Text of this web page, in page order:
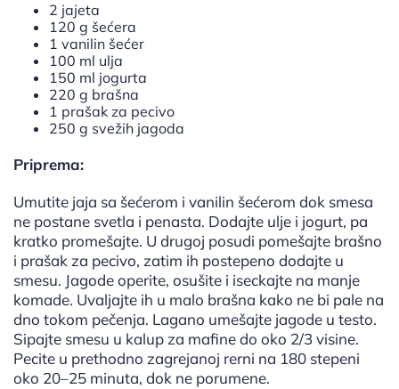
2 jajeta
120 g šećera
1 vanilin šećer
100 ml ulja
150 ml jogurta
220 g brašna
1 prašak za pecivo
250 g svežih jagoda
Priprema:
Umutite jaja sa šećerom i vanilin šećerom dok smesa
ne postane svetla i penasta. Dodajte ulje i jogurt, pa
kratko promešajte. U drugoj posudi pomešajte brašno
i prašak za pecivo, zatim ih postepeno dodajte u
smesu. Jagode operite, osušite i iseckajte na manje
komade. Uvaljajte ih u malo brašna kako ne bi pale na
dno tokom pečenja. Lagano umešajte jagode u testo.
Sipajte smesu u kalup za mafine do oko 2/3 visine.
Pecite u prethodno zagrejanoj rerni na 180 stepeni
oko 20–25 minuta, dok ne porumene.